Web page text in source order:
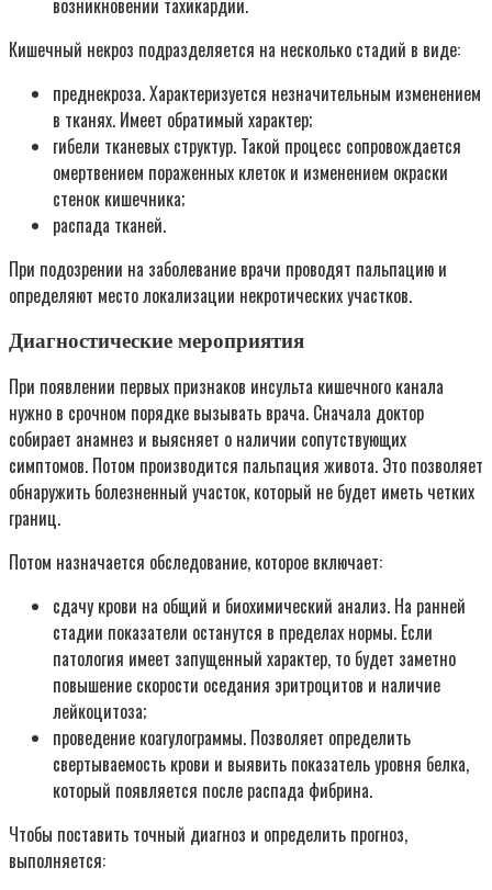
возникновении тахикардии.
Кишечный некроз подразделяется на несколько стадий в виде:
преднекроза. Характеризуется незначительным изменением
в тканях. Имеет обратимый характер;
гибели тканевых структур. Такой процесс сопровождается
омертвением пораженных клеток и изменением окраски
стенок кишечника;
распада тканей.
При подозрении на заболевание врачи проводят пальпацию и
определяют место локализации некротических участков.
Диагностические мероприятия
При появлении первых признаков инсульта кишечного канала
нужно в срочном порядке вызывать врача. Сначала доктор
собирает анамнез и выясняет о наличии сопутствующих
симптомов. Потом производится пальпация живота. Это позволяет
обнаружить болезненный участок, который не будет иметь четких
границ.
Потом назначается обследование, которое включает:
сдачу крови на общий и биохимический анализ. На ранней
стадии показатели останутся в пределах нормы. Если
патология имеет запущенный характер, то будет заметно
повышение скорости оседания эритроцитов и наличие
лейкоцитоза;
проведение коагулограммы. Позволяет определить
свертываемость крови и выявить показатель уровня белка,
который появляется после распада фибрина.
Чтобы поставить точный диагноз и определить прогноз,
выполняется: